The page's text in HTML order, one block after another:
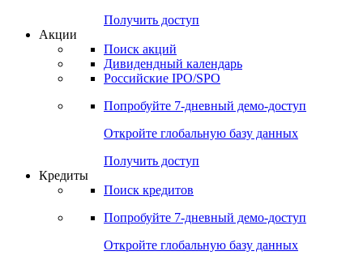
Получить доступ
Акции
Поиск акций
Дивидендный календарь
Российские IPO/SPO
Попробуйте 7-дневный демо-доступ
Откройте глобальную базу данных
Получить доступ
Кредиты
Поиск кредитов
Попробуйте 7-дневный демо-доступ
Откройте глобальную базу данных